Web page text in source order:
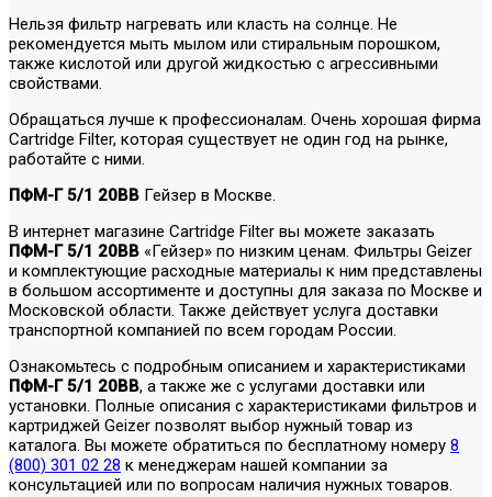
Нельзя фильтр нагревать или класть на солнце. Не
рекомендуется мыть мылом или стиральным порошком,
также кислотой или другой жидкостью с агрессивными
свойствами.
Обращаться лучше к профессионалам. Очень хорошая фирма
Cartridge Filter, которая существует не один год на рынке,
работайте с ними.
ПФМ-Г 5/1 20BB Гейзер в Москве.
В интернет магазине Cartridge Filter вы можете заказать
ПФМ-Г 5/1 20BB «Гейзер» по низким ценам. Фильтры Geizer
и комплектующие расходные материалы к ним представлены
в большом ассортименте и доступны для заказа по Москве и
Московской области. Также действует услуга доставки
транспортной компанией по всем городам России.
Ознакомьтесь с подробным описанием и характеристиками
ПФМ-Г 5/1 20BB, а также же с услугами доставки или
установки. Полные описания с характеристиками фильтров и
картриджей Geizer позволят выбор нужный товар из
каталога. Вы можете обратиться по бесплатному номеру 8
(800) 301 02 28 к менеджерам нашей компании за
консультацией или по вопросам наличия нужных товаров.